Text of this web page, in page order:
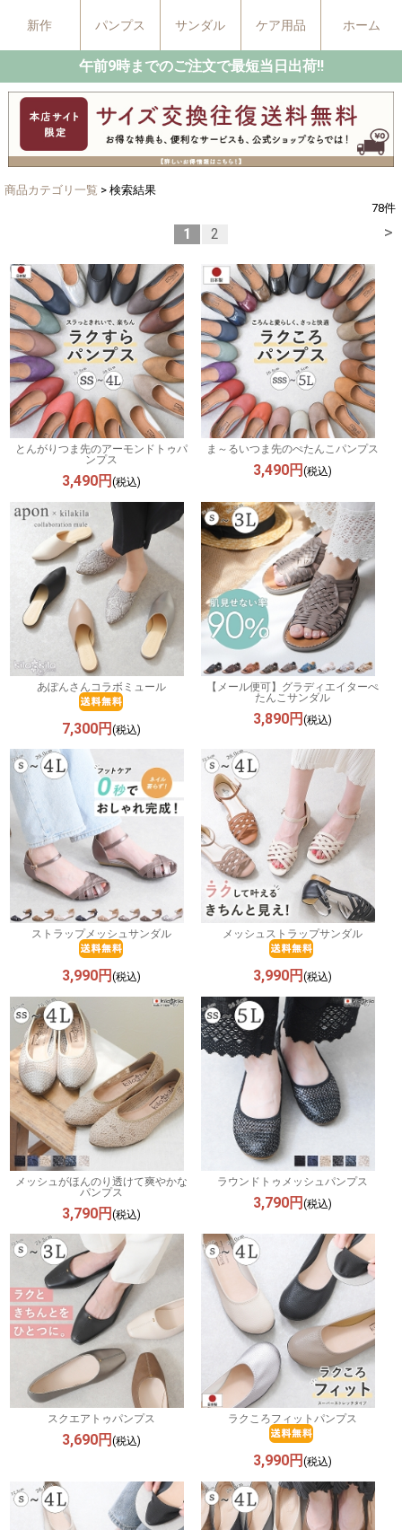
新作 パンプス サンダル ケア用品 ホーム
午前9時までのご注文で最短当日出荷!!
商品カテゴリ一覧 > 検索結果
78件
>
1 2
とんがりつま先のアーモンドトゥパ
ンプス
3,490円(税込)
ま～るいつま先のぺたんこパンプス
3,490円 (税込)
あぽんさんコラボミュール
7,300円(税込)
【メール便可】グラディエイターぺ
たんこサンダル
3,890円 (税込)
ストラップメッシュサンダル
3,990円(税込)
メッシュストラップサンダル
3,990円 (税込)
メッシュがほんのり透けて爽やかな
パンプス
3,790円(税込)
ラウンドトゥメッシュパンプス
3,790円 (税込)
スクエアトゥパンプス
3,690円(税込)
ラクころフィットパンプス
3,990円 (税込)